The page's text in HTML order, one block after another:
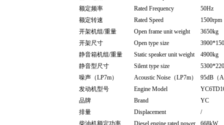
额定频率
Rated Frequency
50Hz
额定转速
Rated Speed
1500rpm
开架机组/重量
Open frame unit weight
3650kg
开架尺寸
Open type size
静音箱机组/重量
Static speaker unit weight
4900kg
静音型尺寸
Silent type size
噪声（LP7m）
Acoustic Noise（LP7m）
95dB（
发动机型号
Engine Model
品牌
Brand
YC
排量
Displacement
/
柴油机额定功率
Diesel engine rated power
668kW